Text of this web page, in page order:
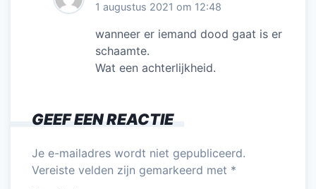
1 augustus 2021 om 12:48
wanneer er iemand dood gaat is er
schaamte.
Wat een achterlijkheid.
GEEF EEN REACTIE
Je e-mailadres wordt niet gepubliceerd.
Vereiste velden zijn gemarkeerd met *